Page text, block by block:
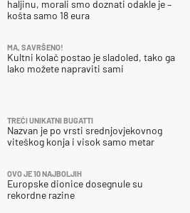
TREĆI UNIKATNI BUGATTI
Nazvan je po vrsti srednjovjekovnog
viteškog konja i visok samo metar
OVO JE 10 NAJBOLJIH
Europske dionice dosegnule su
rekordne razine
haljinu, morali smo doznati odakle je –
košta samo 18 eura
MA, SAVRŠENO!
Kultni kolač postao je sladoled, tako ga
lako možete napraviti sami